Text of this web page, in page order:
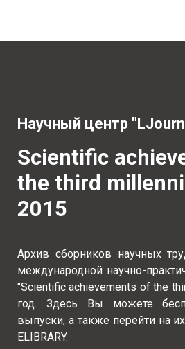
Научный центр
Scientific
the third
2015
Архив сборников научных
международной научно-
"Scientific achievements of the
год. Здесь Вы можете
выпуски, а также перейти на
ELIBRARY.